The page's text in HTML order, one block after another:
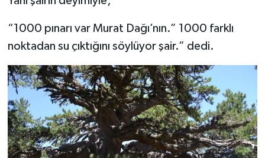
“1000 pınarı var Murat Dağı’nın.” 1000 farklı
noktadan su çıktığını söylüyor şair.” dedi.